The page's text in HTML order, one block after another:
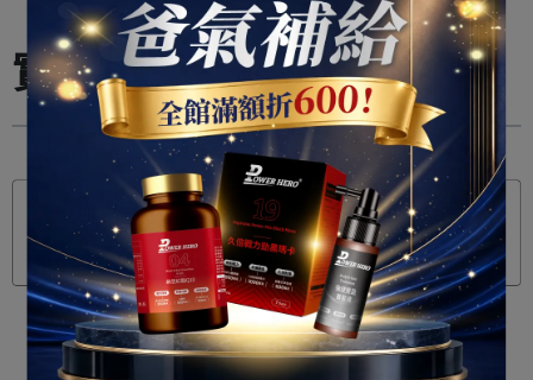
實體合作通路